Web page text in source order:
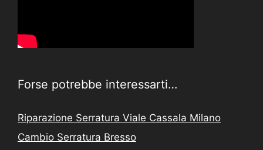
Forse potrebbe interessarti…
Riparazione Serratura Viale Cassala Milano
Cambio Serratura Bresso